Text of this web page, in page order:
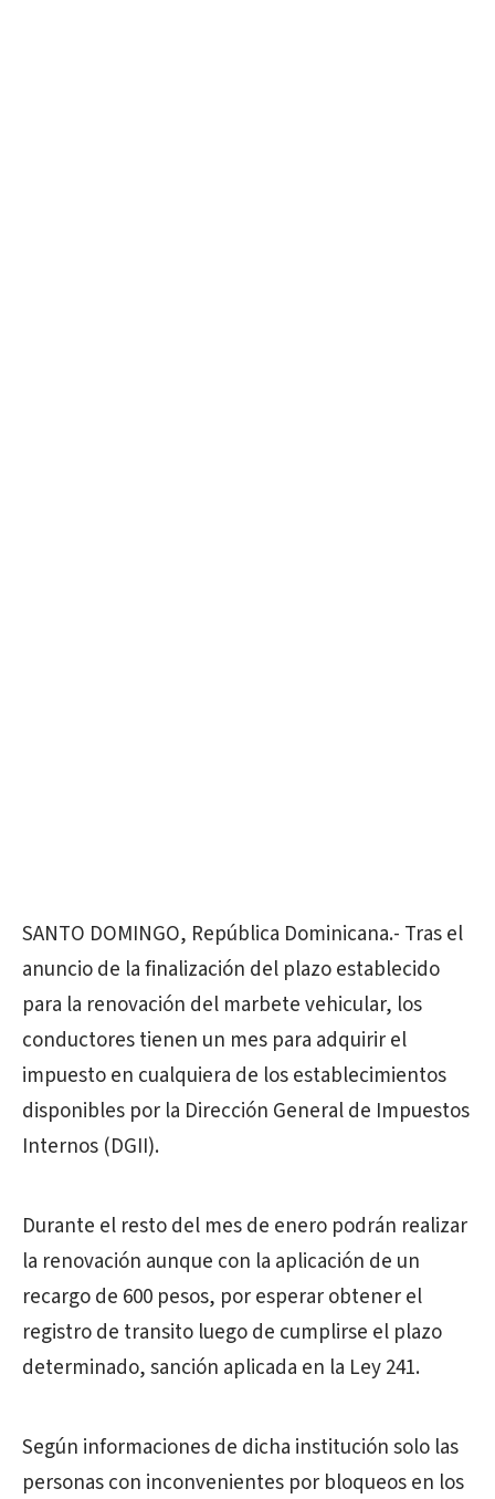
SANTO DOMINGO, República Dominicana.- Tras el
anuncio de la finalización del plazo establecido
para la renovación del marbete vehicular, los
conductores tienen un mes para adquirir el
impuesto en cualquiera de los establecimientos
disponibles por la Dirección General de Impuestos
Internos (DGII).
Durante el resto del mes de enero podrán realizar
la renovación aunque con la aplicación de un
recargo de 600 pesos, por esperar obtener el
registro de transito luego de cumplirse el plazo
determinado, sanción aplicada en la Ley 241.
Según informaciones de dicha institución solo las
personas con inconvenientes por bloqueos en los